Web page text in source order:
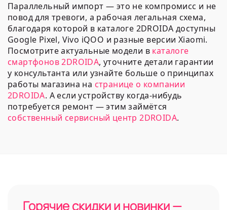
Параллельный импорт — это не компромисс и не
повод для тревоги, а рабочая легальная схема,
благодаря которой в каталоге 2DROIDA доступны
Google Pixel, Vivo iQOO и разные версии Xiaomi.
Посмотрите актуальные модели в каталоге
смартфонов 2DROIDA, уточните детали гарантии
у консультанта или узнайте больше о принципах
работы магазина на странице о компании
2DROIDA. А если устройству когда-нибудь
потребуется ремонт — этим займётся
собственный сервисный центр 2DROIDA.
Горячие скидки и новинки —